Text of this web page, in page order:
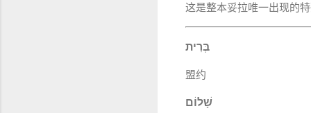
这是整本妥拉唯一出现的特
בְּרִית
盟约
שָׁלוֹם